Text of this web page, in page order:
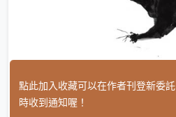
阿J/糖爵
點此加入收藏可以在作者刊登新委託
時收到通知喔！